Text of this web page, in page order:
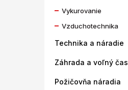
Vykurovanie
Vzduchotechnika
Technika a náradie
Záhrada a voľný čas
Požičovňa náradia